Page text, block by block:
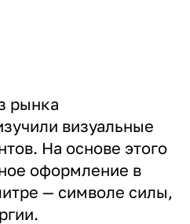
рынка
визуальные
На основе этого
оформление в
— символе силы,